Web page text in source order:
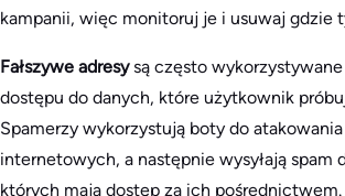
kampanii, więc monitoruj je i usuwaj gdzie
Fałszywe adresysą często
dostępu do danych, które użytkownik
Spamerzy wykorzystują boty do
internetowych, a następnie wysyłają spam
których mają dostęp za ich